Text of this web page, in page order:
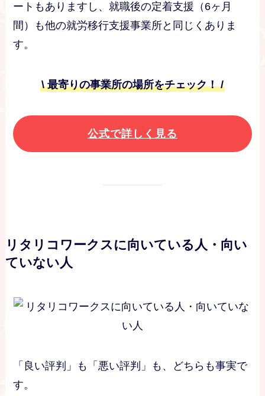
ートもありますし、就職後の定着支援（6ヶ月
間）も他の就労移行支援事業所と同じくありま
す。
\ 最寄りの事業所の場所をチェック！ /
公式で詳しく見る
リタリコワークスに向いている人・向い
ていない人
「良い評判」も「悪い評判」も、どちらも事実で
す。